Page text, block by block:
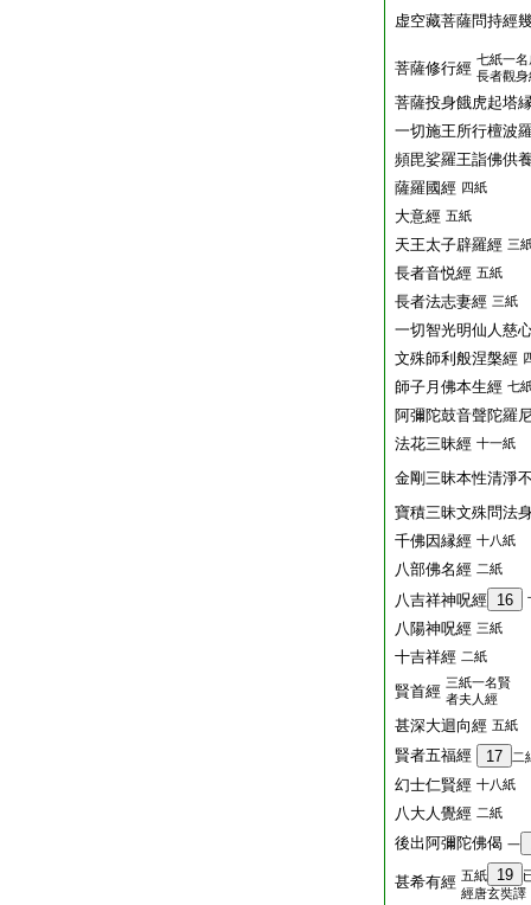
虚空藏菩薩問持經
菩薩修行經 七紙一名
長者觀身
菩薩投身餓虎起塔
一切施王所行檀波
頻毘娑羅王詣佛供
薩羅國經 四紙
大意經 五紙
天王太子辟羅經 三
長者音悦經 五紙
長者法志妻經 三紙
一切智光明仙人慈
文殊師利般涅槃經
師子月佛本生經 七
阿彌陀鼓音聲陀羅
法花三昧經 十一紙
金剛三昧本性清淨
寶積三昧文殊問法
千佛因縁經 十八紙
八部佛名經 二紙
八吉祥神呪經 16
八陽神呪經 三紙
十吉祥經 二紙
賢首經 三紙一名賢
者夫人經
甚深大迴向經 五紙
賢者五福經 17 二
幻士仁賢經 十八紙
八大人覺經 二紙
後出阿彌陀佛偈 一
甚希有經 五紙 19
經唐玄奘譯